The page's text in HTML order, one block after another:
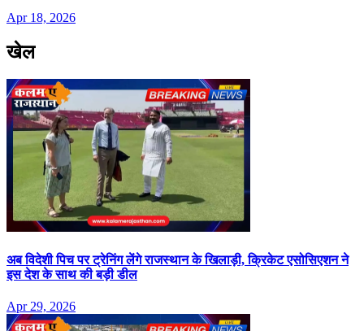
Apr 18, 2026
खेल
अब विदेशी पिच पर ट्रेनिंग लेंगे राजस्थान के खिलाड़ी, क्रिकेट एसोसिएशन ने
इस देश के साथ की बड़ी डील
Apr 29, 2026